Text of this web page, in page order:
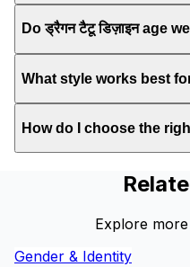
Do ड्रैगन टैटू डिज़ाइन age
What style works best for
How do I choose the
Explore
Gender & Identity